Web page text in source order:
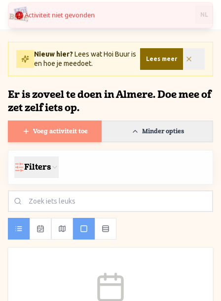
Ga naar inhoud / Skip to content
NL
Nieuw hier? Lees wat Hoi Buur is
en hoe je meedoet.
Lees meer
Er is zoveel te doen in Almere. Doe mee of
zet zelf iets op.
Voeg activiteit toe Minder opties
Filters